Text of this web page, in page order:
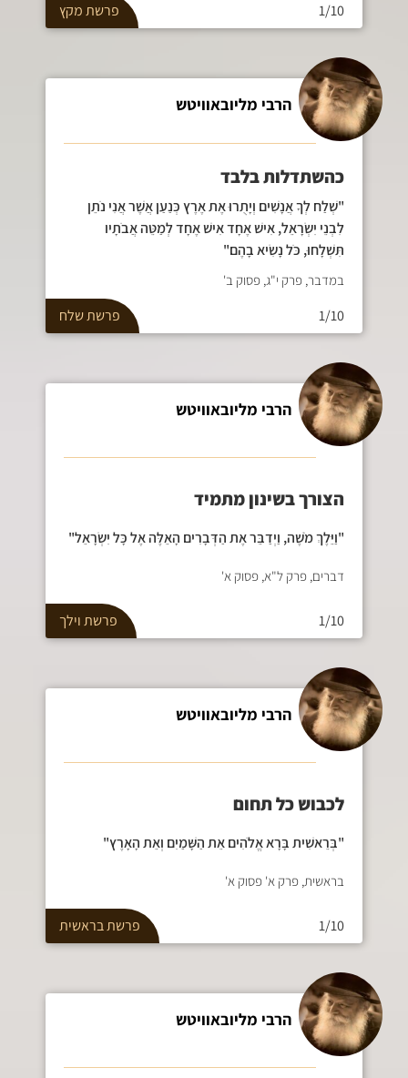
1/10 פרשתמקץ
הרבי מליובאוויטש
כהשתדלות בלבד
"שְׁלַח לְךָ אֲנָשִׁים וְיָתֻרוּ אֶת אֶרֶץ כְּנַעַן אֲשֶׁר אֲנִי נֹתֵן
לִבְנֵי יִשְׂרָאֵל, אִישׁ אֶחָד אִישׁ אֶחָד לְמַטֵּה אֲבֹתָיו
תִּשְׁלָחוּ, כֹּל נָשִׂיא בָהֶם"
במדבר, פרק י"ג, פסוק ב'
1/10 פרשתשלח
הרבי מליובאוויטש
הצורך בשינון מתמיד
"וַיֵּלֶךְ מֹשֶׁה, וַיְדַבֵּר אֶת הַדְּבָרִים הָאֵלֶּה אֶל כָּל יִשְׂרָאֵל"
דברים, פרק ל"א, פסוק א'
1/10 פרשתוילך
הרבי מליובאוויטש
לכבוש כל תחום
"בְּרֵאשִׁית בָּרָא אֱלֹהִים אֵת הַשָּׁמַיִם וְאֵת הָאָרֶץ"
בראשית, פרק א' פסוק א'
1/10 פרשתבראשית
הרבי מליובאוויטש